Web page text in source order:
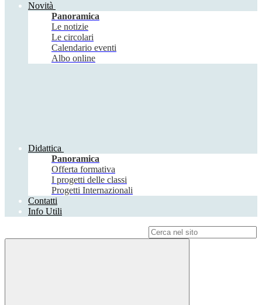
Novità
Panoramica
Le notizie
Le circolari
Calendario eventi
Albo online
Didattica
Panoramica
Offerta formativa
I progetti delle classi
Progetti Internazionali
Contatti
Info Utili